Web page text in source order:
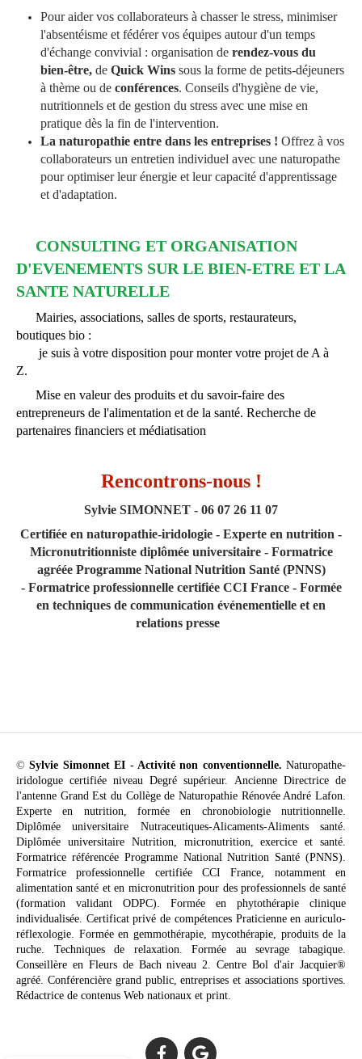
Pour aider vos collaborateurs à chasser le stress, minimiser
l'absentéisme et fédérer vos équipes autour d'un temps
d'échange convivial : organisation de rendez-vous du
bien-être, de Quick Wins sous la forme de petits-déjeuners
à thème ou de conférences. Conseils d'hygiène de vie,
nutritionnels et de gestion du stress avec une mise en
pratique dès la fin de l'intervention.
La naturopathie entre dans les entreprises ! Offrez à vos
collaborateurs un entretien individuel avec une naturopathe
pour optimiser leur énergie et leur capacité d'apprentissage
et d'adaptation.
CONSULTING ET ORGANISATION
D'EVENEMENTS SUR LE BIEN-ETRE ET LA
SANTE NATURELLE
Mairies, associations, salles de sports, restaurateurs,
boutiques bio :
je suis à votre disposition pour monter votre projet de A à
Z.
Mise en valeur des produits et du savoir-faire des
entrepreneurs de l'alimentation et de la santé. Recherche de
partenaires financiers et médiatisation
Rencontrons-nous !
Sylvie SIMONNET - 06 07 26 11 07
Certifiée en naturopathie-iridologie - Experte en nutrition -
Micronutritionniste diplômée universitaire - Formatrice
agréée Programme National Nutrition Santé (PNNS)
- Formatrice professionnelle certifiée CCI France - Formée
en techniques de communication événementielle et en
relations presse
©Sylvie Simonnet EI - Activité non conventionnelle. Naturopathe-
iridologue certifiée niveau Degré supérieur. Ancienne Directrice de
l'antenne Grand Est du Collège de Naturopathie Rénovée André Lafon.
Experte en nutrition, formée en chronobiologie nutritionnelle.
Diplômée universitaire Nutraceutiques-Alicaments-Aliments santé.
Diplômée universitaire Nutrition, micronutrition, exercice et santé.
Formatrice référencée Programme National Nutrition Santé (PNNS).
Formatrice professionnelle certifiée CCI France, notamment en
alimentation santé et en micronutrition pour des professionnels de santé
(formation validant ODPC). Formée en phytothérapie clinique
individualisée. Certificat privé de compétences Praticienne en auriculo-
réflexologie. Formée en gemmothérapie, mycothérapie, produits de la
ruche. Techniques de relaxation. Formée au sevrage tabagique.
Conseillère en Fleurs de Bach niveau 2. Centre Bol d'air Jacquier®
agréé. Conférencière grand public, entreprises et associations sportives.
Rédactrice de contenus Web nationaux et print.